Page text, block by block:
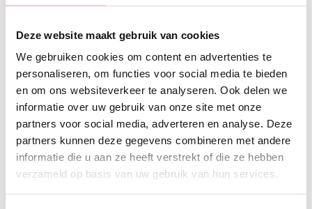
Deze website maakt gebruik van cookies
We gebruiken cookies om content en advertenties te
personaliseren, om functies voor social media te bieden
en om ons websiteverkeer te analyseren. Ook delen we
informatie over uw gebruik van onze site met onze
partners voor social media, adverteren en analyse. Deze
partners kunnen deze gegevens combineren met andere
informatie die u aan ze heeft verstrekt of die ze hebben
verzameld op basis van uw gebruik van hun services.
€ 21.95€ 18.95
Varianten:
Groen
Gratis verzending vanaf €35,-
Verzending NL €1,95 / verzending BE €2,95
Handgemaakt product
Omschrijving Kenmerk SKU
Hot item! Steentjes en facetjes zijn niet meer weg te denken
en geven iedere outfit een classy uitstraling. Gooi je haren